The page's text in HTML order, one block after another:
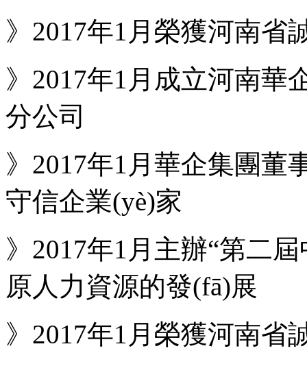
》2017年1月榮獲河南省
》2017年1月成立河南華
分公司
》2017年1月華企集團董
守信企業(yè)家
》2017年1月主辦“第二
原人力資源的發(fā)展
》2017年1月榮獲河南省